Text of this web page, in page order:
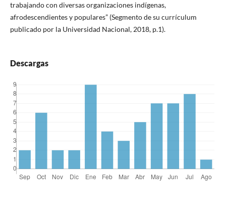
trabajando con diversas organizaciones indígenas,
afrodescendientes y populares” (Segmento de su currículum
publicado por la Universidad Nacional, 2018, p.1).
Descargas